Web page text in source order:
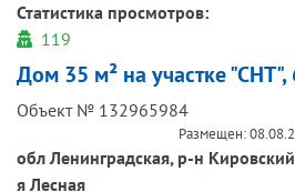
Статистика просмотров:
119
Дом 35 м² на участке "СНТ",
Объект № 132965984
Размещен:
обл Ленинградская, р-н
я Лесная